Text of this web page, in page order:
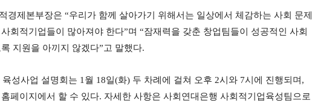
경제본부장은 “우리가 함께 살아가기 위해서는 일상에서 체감하는 사회 문제
회적기업들이 많아져야 한다”며 “잠재력을 갖춘 창업팀들이 성공적인 사회
지원을 아끼지 않겠다”고 말했다.
성사업 설명회는 1월 18일(화) 두 차례에 걸쳐 오후 2시와 7시에 진행되며,
페이지에서 할 수 있다. 자세한 사항은 사회연대은행 사회적기업육성팀으로